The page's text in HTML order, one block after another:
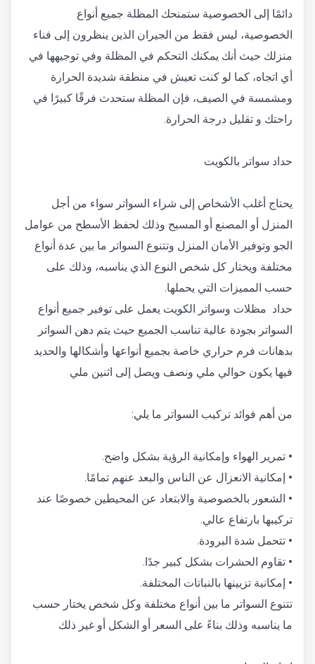
دائمًا إلى الخصوصية ستمنحك المظلة جميع أنواع
الخصوصية، ليس فقط من الجيران الذين ينظرون إلى فناء
منزلك حيث أنك يمكنك التحكم في المظلة وفي توجيهها في
أي اتجاه، كما لو كنت تعيش في منطقة شديدة الحرارة
ومشمسة في الصيف، فإن المظلة ستحدث فرقًا كبيرًا في
راحتك و تقليل درجة الحرارة.
حداد سواتر بالكويت
يحتاج أغلب الأشخاص إلى شراء السواتر سواء من أجل
المنزل أو المصنع أو المسبح وذلك لحفظ الأسطح من عوامل
الجو وتوفير الأمان المنزل وتتنوع السواتر ما بين عدة أنواع
مختلفة ويختار كل شخص النوع الذي يناسبه، وذلك على
حسب المميزات التي يحملها.
حداد مظلات وسواتر الكويت يعمل على توفير جميع أنواع
السواتر بجودة عالية تناسب الجميع حيث يتم دهن السواتر
بدهانات فرم حراري خاصة بجميع أنواعها وأشكالها والحديد
فيها يكون حوالي ملي ونصف ويصل إلى اثنين ملي
من أهم فوائد تركيب السواتر ما يلي:
• تمرير الهواء وإمكانية الرؤية بشكل واضح.
• إمكانية الانعزال عن الناس والبعد عنهم تمامًا.
• الشعور بالخصوصية والابتعاد عن المحيطين خصوصًا عند
تركيبها بارتفاع عالي.
• تتحمل شدة البرودة.
• تقاوم الحشرات بشكل كبير جدًا.
• إمكانية تزيينها بالنباتات المختلفة.
تتنوع السواتر ما بين أنواع مختلفة وكل شخص يختار حسب
ما يناسبه وذلك بناءً على السعر أو الشكل أو غير ذلك